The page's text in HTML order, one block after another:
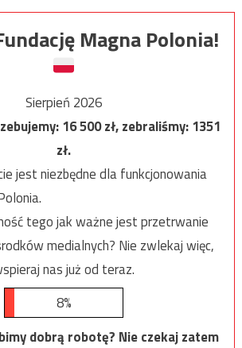
Magna Polonia!
Sierpień 2026
16 500zł, zebraliśmy:1351
zł.
jest niezbędne dla funkcjonowania
tego jak ważne jest przetrwanie
medialnych? Nie zwlekaj więc,
nas już od teraz.
8%
dobrą robotę? Nie czekaj zatem